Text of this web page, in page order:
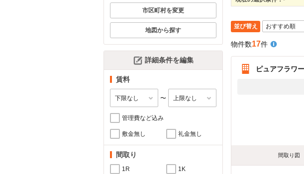
市区町村を変更
地図から探す
詳細条件を編集
賃料
〜
管理費など込み
敷金無し 礼金無し
間取り
1R 1K
並び替え
物件数17件
ピュアフラワ
間取り図